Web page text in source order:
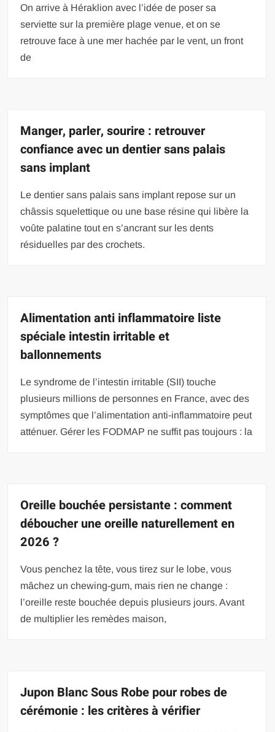
On arrive à Héraklion avec l’idée de poser sa
serviette sur la première plage venue, et on se
retrouve face à une mer hachée par le vent, un front
de
Manger, parler, sourire : retrouver
confiance avec un dentier sans palais
sans implant
Le dentier sans palais sans implant repose sur un
châssis squelettique ou une base résine qui libère la
voûte palatine tout en s’ancrant sur les dents
résiduelles par des crochets.
Alimentation anti inflammatoire liste
spéciale intestin irritable et
ballonnements
Le syndrome de l’intestin irritable (SII) touche
plusieurs millions de personnes en France, avec des
symptômes que l’alimentation anti-inflammatoire peut
atténuer. Gérer les FODMAP ne suffit pas toujours : la
Oreille bouchée persistante : comment
déboucher une oreille naturellement en
2026 ?
Vous penchez la tête, vous tirez sur le lobe, vous
mâchez un chewing-gum, mais rien ne change :
l’oreille reste bouchée depuis plusieurs jours. Avant
de multiplier les remèdes maison,
Jupon Blanc Sous Robe pour robes de
cérémonie : les critères à vérifier